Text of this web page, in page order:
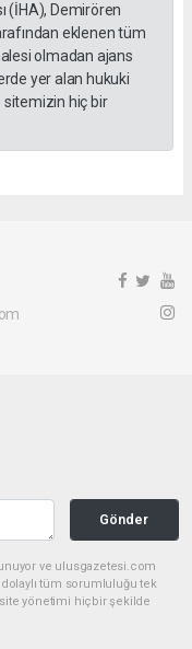
(İHA), Demirören
eklenen tüm
olmadan ajans
yer alan hukuki
hiç bir
Gönder
ve ulusgazetesi.com
tüm sorumluluğu tek
site yönetimi hiçbir şekilde